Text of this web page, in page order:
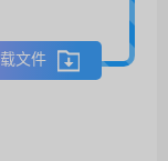
载文件